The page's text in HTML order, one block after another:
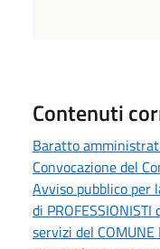
Contenuti
Baratto
Convocazione del
Avviso pubblico per
di
servizi del COMUNE